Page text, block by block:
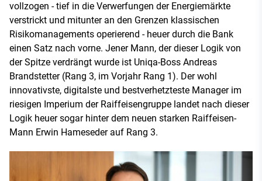
vollzogen - tief in die Verwerfungen der Energiemärkte
verstrickt und mitunter an den Grenzen klassischen
Risikomanagements operierend - heuer durch die Bank
einen Satz nach vorne. Jener Mann, der dieser Logik von
der Spitze verdrängt wurde ist Uniqa-Boss Andreas
Brandstetter (Rang 3, im Vorjahr Rang 1). Der wohl
innovativste, digitalste und bestverhetzteste Manager im
riesigen Imperium der Raiffeisengruppe landet nach dieser
Logik heuer sogar hinter dem neuen starken Raiffeisen-
Mann Erwin Hameseder auf Rang 3.